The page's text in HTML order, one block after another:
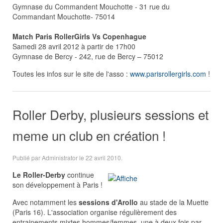
Gymnase du Commandent Mouchotte - 31 rue du
Commandant Mouchotte- 75014
Match Paris RollerGirls Vs Copenhague
Samedi 28 avril 2012 à partir de 17h00
Gymnase de Bercy - 242, rue de Bercy – 75012
Toutes les infos sur le site de l'asso : www.parisrollergirls.com !
Roller Derby, plusieurs sessions et
meme un club en création !
Publié par Administrator le 22 avril 2010
Le Roller-Derby continue
son développement à Paris !
Avec notamment les sessions d'Arollo au stade de la Muette
(Paris 16). L'association organise régulièrement des